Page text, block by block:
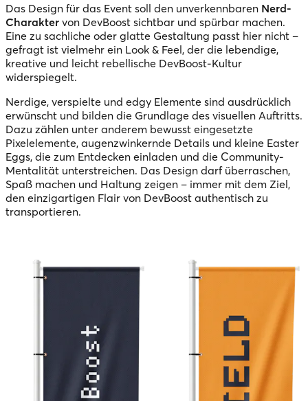
Das Design für das Event soll den unverkennbaren Nerd-
Charakter von DevBoost sichtbar und spürbar machen.
Eine zu sachliche oder glatte Gestaltung passt hier nicht –
gefragt ist vielmehr ein Look & Feel, der die lebendige,
kreative und leicht rebellische DevBoost-Kultur
widerspiegelt.
Nerdige, verspielte und edgy Elemente sind ausdrücklich
erwünscht und bilden die Grundlage des visuellen Auftritts.
Dazu zählen unter anderem bewusst eingesetzte
Pixelelemente, augenzwinkernde Details und kleine Easter
Eggs, die zum Entdecken einladen und die Community-
Mentalität unterstreichen. Das Design darf überraschen,
Spaß machen und Haltung zeigen – immer mit dem Ziel,
den einzigartigen Flair von DevBoost authentisch zu
transportieren.